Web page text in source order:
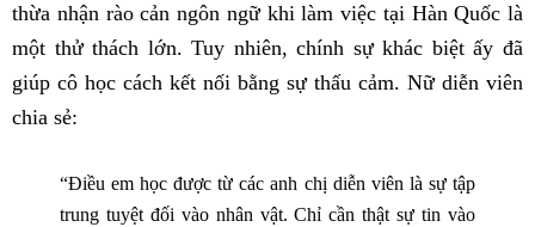
thừa nhận rào cản ngôn ngữ khi làm việc tại Hàn Quốc là
một thử thách lớn. Tuy nhiên, chính sự khác biệt ấy đã
giúp cô học cách kết nối bằng sự thấu cảm. Nữ diễn viên
chia sẻ:
“Điều em học được từ các anh chị diễn viên là sự tập
trung tuyệt đối vào nhân vật. Chỉ cần thật sự tin vào